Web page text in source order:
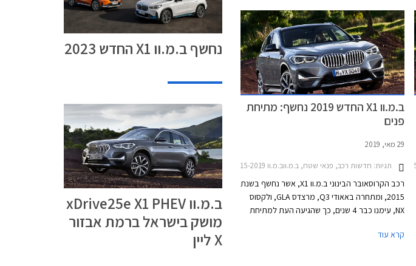
ב.מ.וו X1 החדש 2019 נחשף: מתיחת
פנים
29 מאי, 2019
תגיות: חדשות רכב, פנאי שטח, ב.מ.ווב.מ.וו X1 2015-2019
רכב הקרוסאובר הבינוני ב.מ.וו X1, אשר נחשף בשנת
2015, ומתחרה באאודי Q3, מרצדס GLA, ולקסוס
NX, עימנו כבר 4 שנים, כך שהגיעה העת למתיחת
מערכות קישוריות חדישות, ואפשרות לגרסת
קרא עוד
נחשף ב.מ.וו X1 החדש 2023
ב.מ.וו xDrive25e X1 PHEV
מושק בישראל ברמת אבזור
X ליין